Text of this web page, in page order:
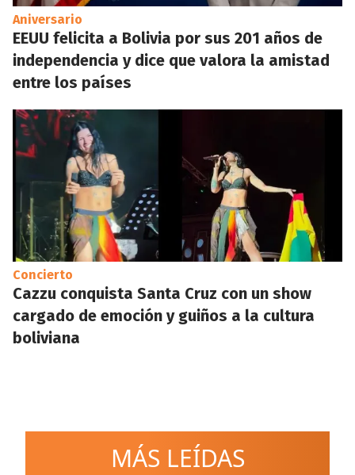
Aniversario
EEUU felicita a Bolivia por sus 201 años de
independencia y dice que valora la amistad
entre los países
Concierto
Cazzu conquista Santa Cruz con un show
cargado de emoción y guiños a la cultura
boliviana
MÁS LEÍDAS